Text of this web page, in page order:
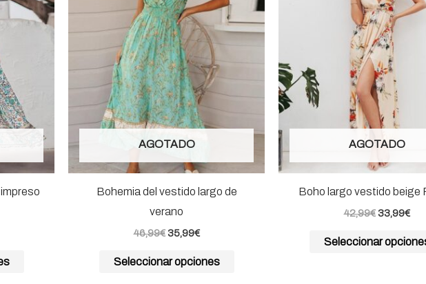
múltiples
variantes.
elegir
página
AGOTADO
Bohemia del vestido largo de
verano
46,99€ 35,99€
Seleccionar opciones
múltiples
variantes.
opciones
elegir
página
AGOTADO
Boho largo vestido beige
42,99€ 33,99€
Seleccionar